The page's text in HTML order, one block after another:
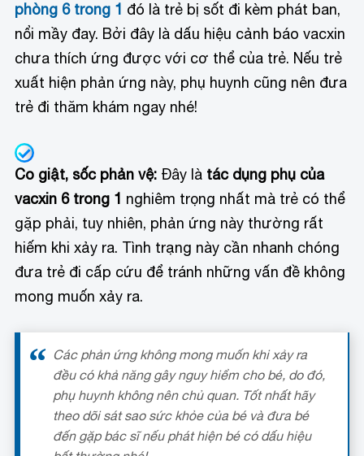
phòng 6 trong 1 đó là trẻ bị sốt đi kèm phát ban,
nổi mầy đay. Bởi đây là dấu hiệu cảnh báo vacxin
chưa thích ứng được với cơ thể của trẻ. Nếu trẻ
xuất hiện phản ứng này, phụ huynh cũng nên đưa
trẻ đi thăm khám ngay nhé!
Co giật, sốc phản vệ: Đây là tác dụng phụ của
vacxin 6 trong 1 nghiêm trọng nhất mà trẻ có thể
gặp phải, tuy nhiên, phản ứng này thường rất
hiếm khi xảy ra. Tình trạng này cần nhanh chóng
đưa trẻ đi cấp cứu để tránh những vấn đề không
mong muốn xảy ra.
Các phản ứng không mong muốn khi xảy ra
đều có khả năng gây nguy hiểm cho bé, do đó,
phụ huynh không nên chủ quan. Tốt nhất hãy
theo dõi sát sao sức khỏe của bé và đưa bé
đến gặp bác sĩ nếu phát hiện bé có dấu hiệu